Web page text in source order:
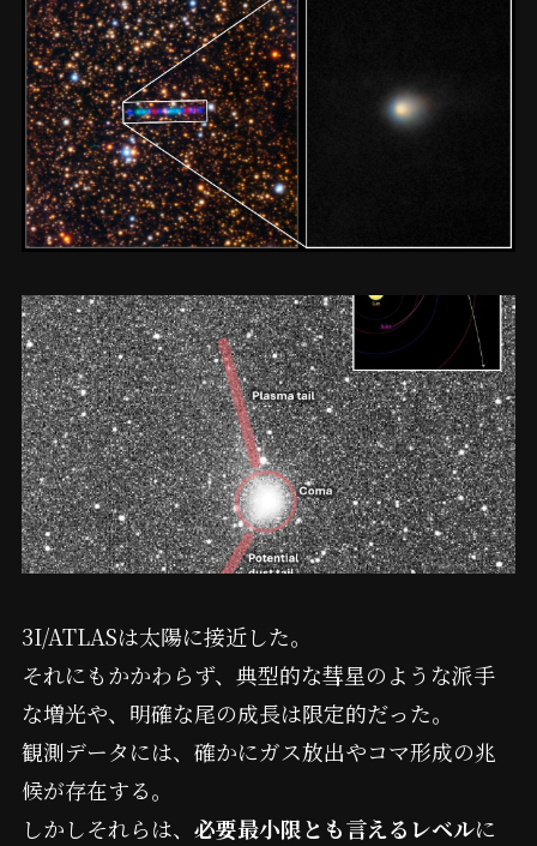
3I/ATLASは太陽に接近した。
それにもかかわらず、典型的な彗星のような派手
な増光や、明確な尾の成長は限定的だった。
観測データには、確かにガス放出やコマ形成の兆
候が存在する。
しかしそれらは、 必要最小限とも言えるレベルに